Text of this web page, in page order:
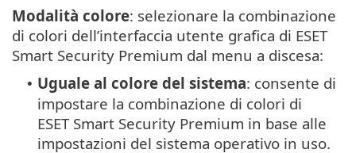
Modalità colore: selezionare la combinazione
di colori dell’interfaccia utente grafica di ESET
Smart Security Premium dal menu a discesa:
• Uguale al colore del sistema: consente di
impostare la combinazione di colori di
ESET Smart Security Premium in base alle
impostazioni del sistema operativo in uso.